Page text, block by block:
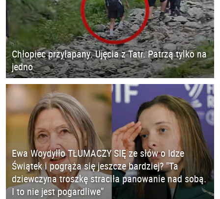
Chłopiec przyłapany. Ujęcia z Tatr. Patrzą tylko na
jedno
Ewa Woydyłło TŁUMACZY SIĘ ze słów o Idze
Świątek i pogrąża się jeszcze bardziej? "Ta
dziewczyna troszkę straciła panowanie nad sobą.
I to nie jest pogardliwe"